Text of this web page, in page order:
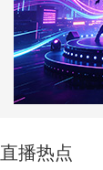
直播热点